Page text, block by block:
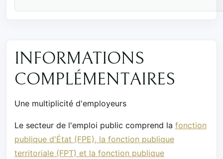
INFORMATIONS
COMPLÉMENTAIRES
Une multiplicité d'employeurs
Le secteur de l'emploi public comprend la fonction
publique d'État (FPE), la fonction publique
territoriale (FPT) et la fonction publique